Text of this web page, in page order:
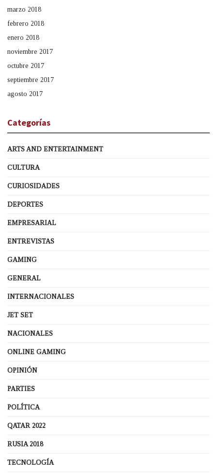
marzo 2018
febrero 2018
enero 2018
noviembre 2017
octubre 2017
septiembre 2017
agosto 2017
Categorías
ARTS AND ENTERTAINMENT
CULTURA
CURIOSIDADES
DEPORTES
EMPRESARIAL
ENTREVISTAS
GAMING
GENERAL
INTERNACIONALES
JET SET
NACIONALES
ONLINE GAMING
OPINIÓN
PARTIES
POLÍTICA
QATAR 2022
RUSIA 2018
TECNOLOGÍA